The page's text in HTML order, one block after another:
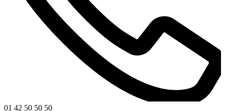
01 42 50 50 50